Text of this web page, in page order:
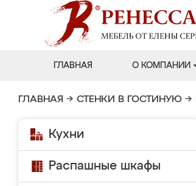
ГЛАВНАЯ О КОМПАНИИ
ГЛАВНАЯ → СТЕНКИ В ГОСТИНУЮ →
Кухни
Распашные шкафы